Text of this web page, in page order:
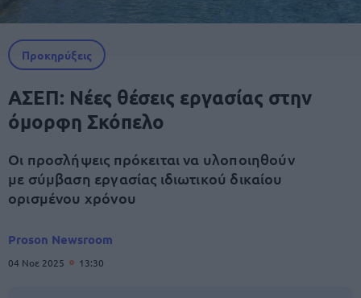
Προκηρύξεις
ΑΣΕΠ: Νέες θέσεις εργασίας στην
όμορφη Σκόπελο
Οι προσλήψεις πρόκειται να υλοποιηθούν
με σύμβαση εργασίας ιδιωτικού δικαίου
ορισμένου χρόνου
Proson Newsroom
04 Νοε 2025 13:30